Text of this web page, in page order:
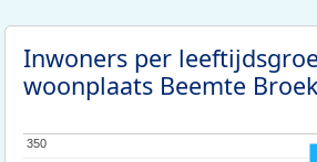
Inwoners per
woonplaats Beemte
350
350